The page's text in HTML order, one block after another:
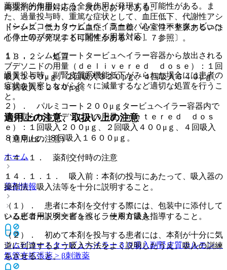
両薬剤の用量対応は、次のとおりである。
［シムビコートタービュヘイラーとパルミコートタービュヘ
イラーのブデソニドに関する用量対応］
１）． シムビコートタービュヘイラー容器から放出される
ブデソニドの用量（ｄｅｌｉｖｅｒｅｄ ｄｏｓｅ）：１回
吸入１６０μｇ、２回吸入３２０μｇ、４回吸入６４０μｇ、
８回吸入１２８０μｇ。
２）． パルミコート２００μｇタービュヘイラー容器内で
量り取られるブデソニドの用量（ｍｅｔｅｒｅｄ ｄｏｓ
ｅ）：１回吸入２００μｇ、２回吸入４００μｇ、４回吸入
８００μｇ、８回吸入１６００μｇ。
ホーム
薬剤情報
シムビコートタービュヘイラー６０吸入
シムビコートタービュヘイラー３０吸入副腎皮質ホルモン・
気管支拡張薬 > β刺激薬
薬理学的作用による全身作用が発現する可能性がある。ま
た、過量投与時、重篤な症状として、血圧低下、代謝性アシ
ドーシス、低カリウム血症、高血糖、心室性不整脈あるいは
心停止等が発現する可能性がある〔８．７参照〕。
１３．２． 処置
過量投与時、副腎皮質系機能低下がみられた場合には患者の
症状を観察しながら徐々に減量するなど適切な処置を行うこ
と。
適用上の注意、取扱い上の注意
（適用上の注意）
１４．１． 薬剤交付時の注意
１４．１．１． 吸入前：本剤の投与にあたって、吸入器の
操作法、吸入法等を十分に説明すること。
（１）． 患者に本剤を交付する際には、包装中に添付して
いる患者用説明文書を渡し、使用方法を指導すること。
（２）． 初めて本剤を投与する患者には、本剤が十分に気
道に到達するよう吸入方法をよく説明したうえ、吸入の訓練
をさせること。